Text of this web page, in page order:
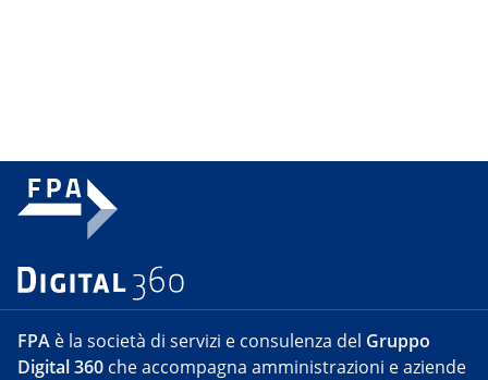
FPA è la società di servizi e consulenza del Gruppo
Digital 360 che accompagna amministrazioni e aziende